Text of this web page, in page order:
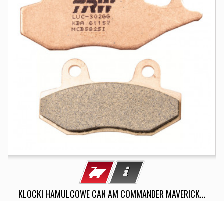
KLOCKI HAMULCOWE CAN AM COMMANDER MAVERICK...